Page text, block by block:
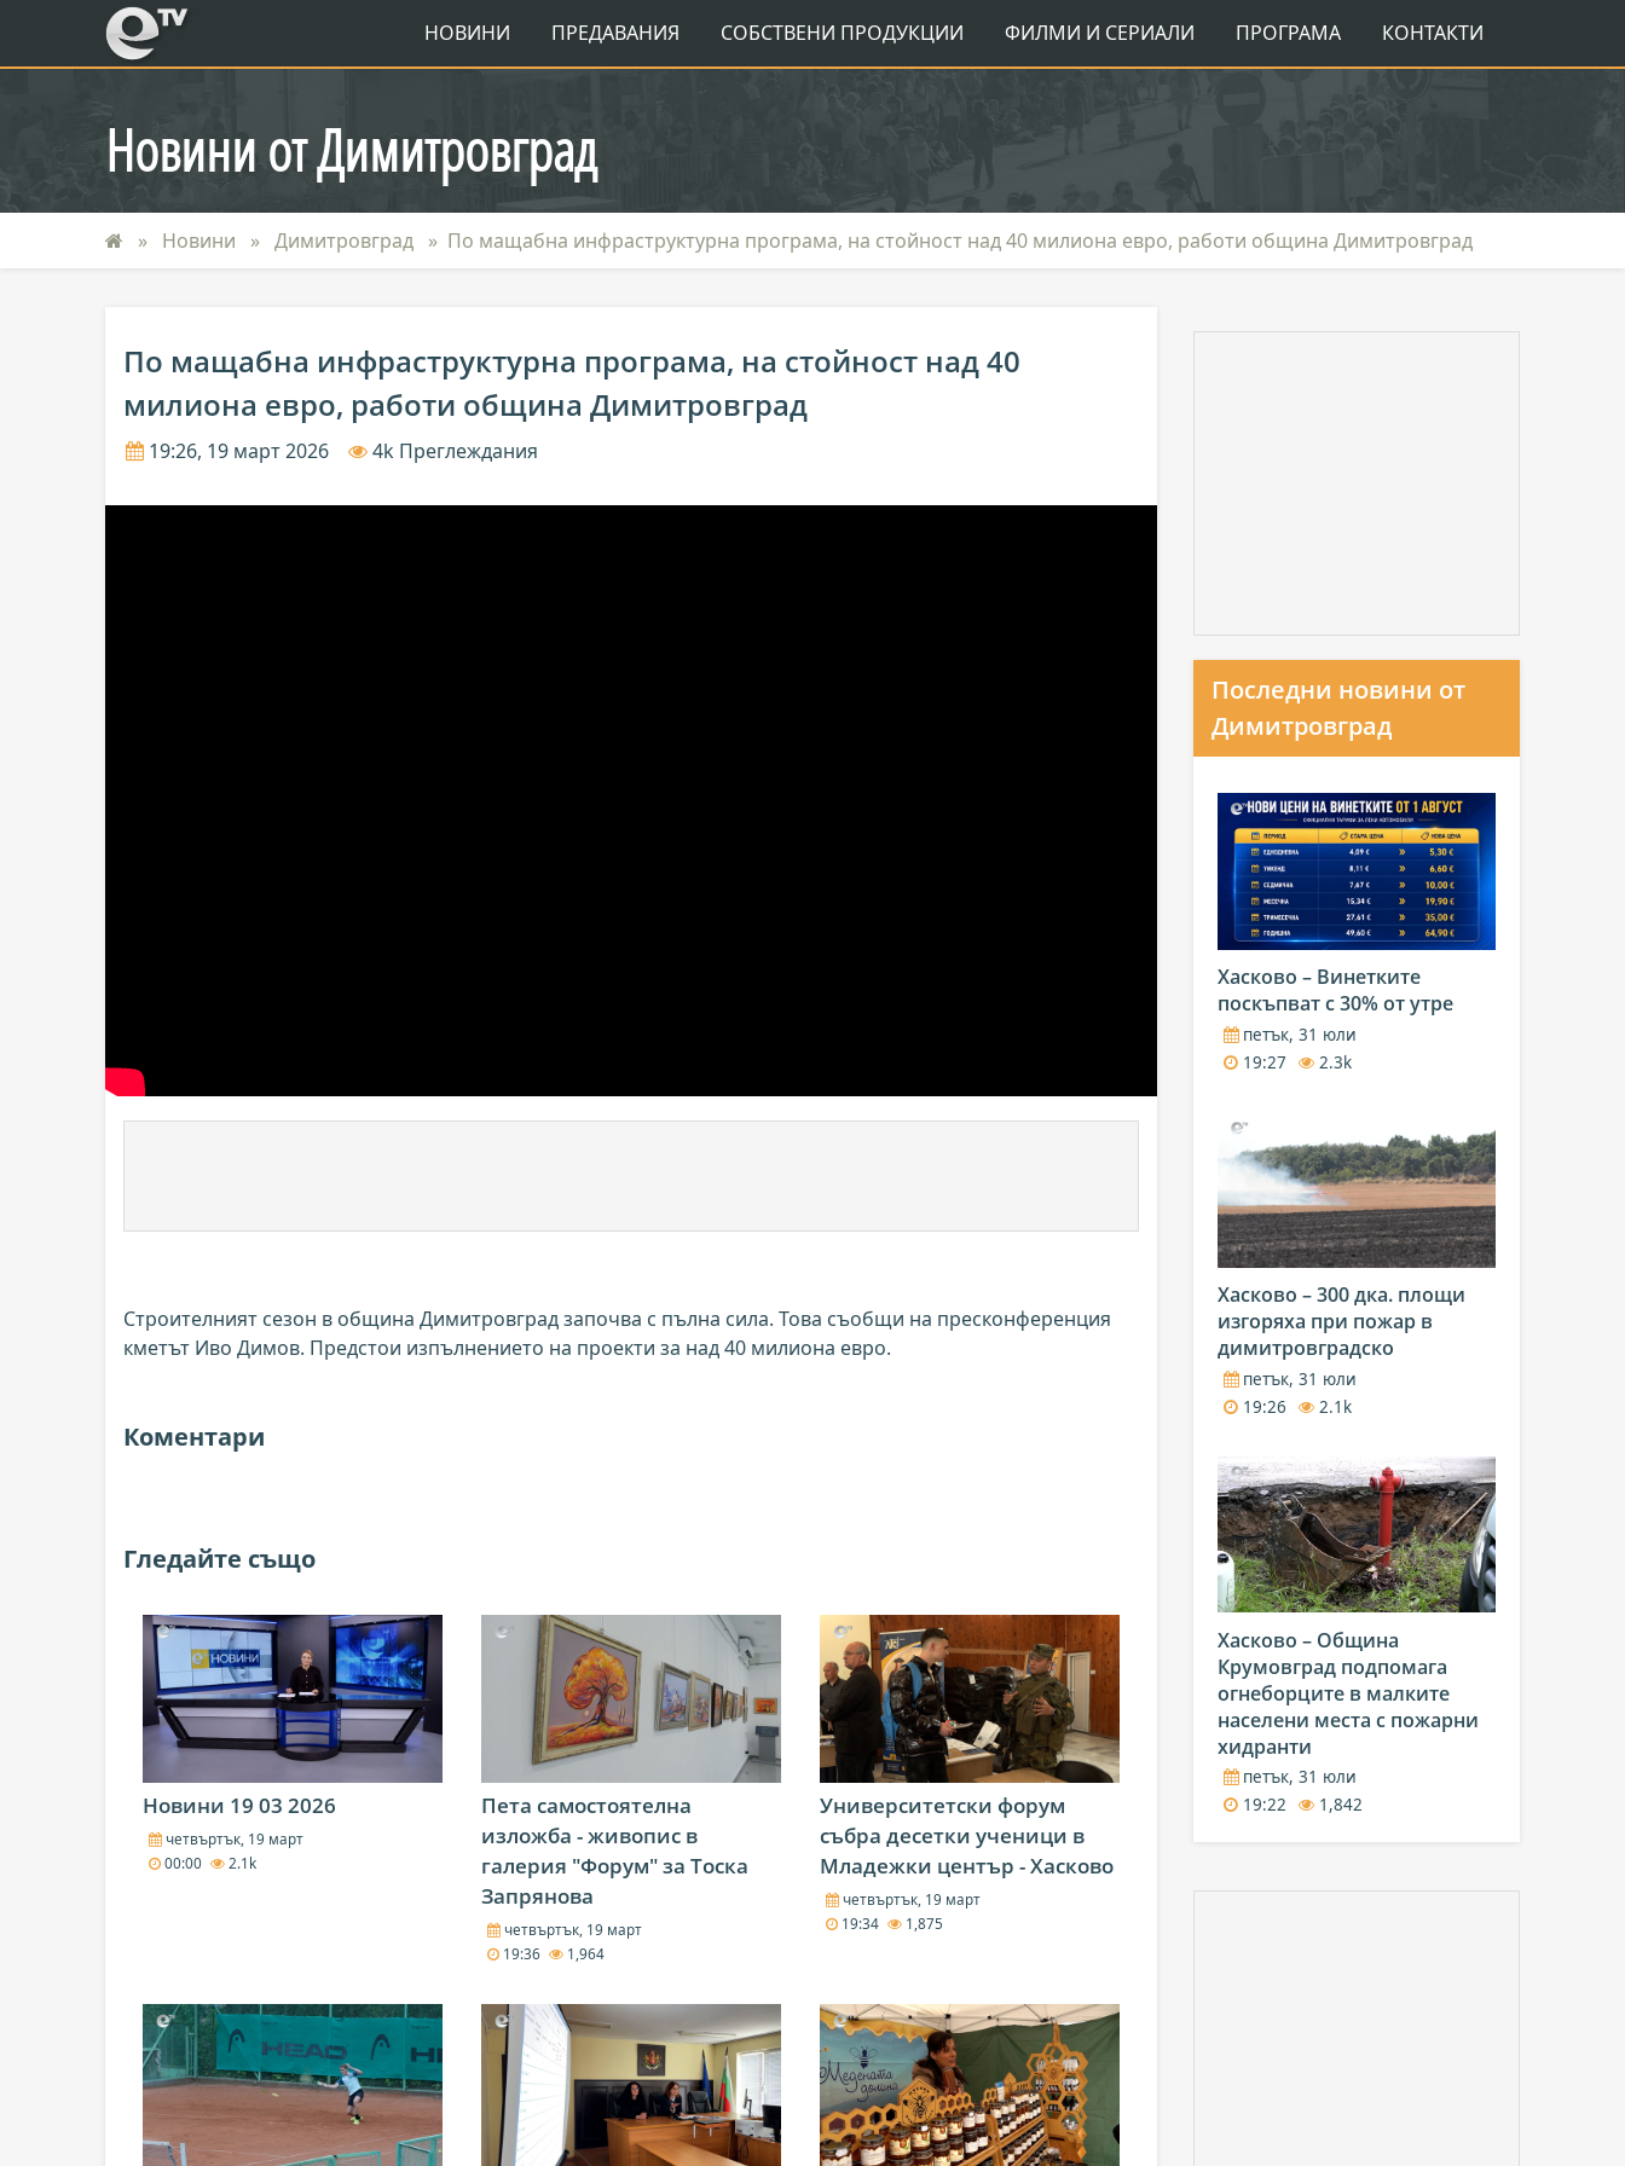
eTV НОВИНИ ПРЕДАВАНИЯ СОБСТВЕНИ ПРОДУКЦИИ ФИЛМИ И СЕРИАЛИ ПРОГРАМА КОНТАКТИ
Новини от Димитровград
Новини Димитровград По мащабна инфраструктурна програма, на стойност над 40 милиона евро, работи община Димитровград
По мащабна инфраструктурна програма, на стойност над 40
милиона евро, работи община Димитровград
19:26, 19 март 2026 4k Преглеждания
Строителният сезон в община Димитровград започва с пълна сила. Това съобщи на пресконференция
кметът Иво Димов. Предстои изпълнението на проекти за над 40 милиона евро.
Коментари
Гледайте също
Новини 19 03 2026
четвъртък, 19 март
00:00
2.1k
Пета самостоятелна
изложба - живопис в
галерия "Форум" за Тоска
Запрянова
четвъртък, 19 март
19:36
1,964
Университетски форум
събра десетки ученици в
Младежки център - Хасково
четвъртък, 19 март
19:34
1,875
Последни новини от
Димитровград
Хасково – Винетките
поскъпват с 30% от утре
петък, 31 юли
19:27
2.3k
Хасково – 300 дка. площи
изгоряха при пожар в
димитровградско
петък, 31 юли
19:26
2.1k
Хасково – Община
Крумовград подпомага
огнеборците в малките
населени места с пожарни
хидранти
петък, 31 юли
19:22
1,842